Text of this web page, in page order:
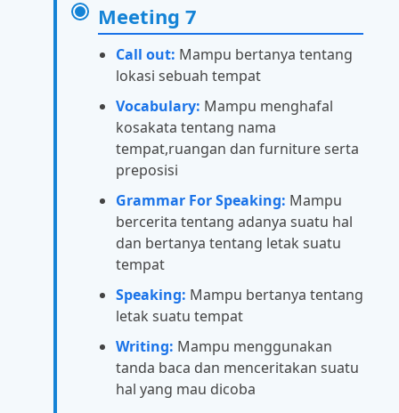
Meeting 7
Call out: Mampu bertanya tentang
lokasi sebuah tempat
Vocabulary: Mampu menghafal
kosakata tentang nama
tempat,ruangan dan furniture serta
preposisi
Grammar For Speaking: Mampu
bercerita tentang adanya suatu hal
dan bertanya tentang letak suatu
tempat
Speaking: Mampu bertanya tentang
letak suatu tempat
Writing: Mampu menggunakan
tanda baca dan menceritakan suatu
hal yang mau dicoba